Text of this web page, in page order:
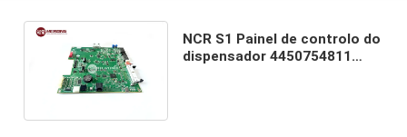
NCR S1 Painel de controlo do
dispensador 4450754811